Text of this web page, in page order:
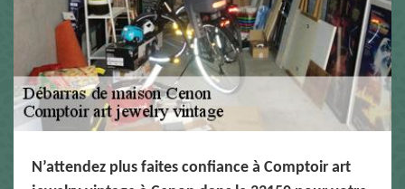
N’attendez plus faites confiance à Comptoir art